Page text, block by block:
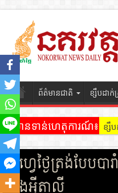
ព័ត៌មានជាតិ ខ្សឹបដាក់
ព័ត៌មានទាន់ហេតុការណ៍៖ ខ្សឹ